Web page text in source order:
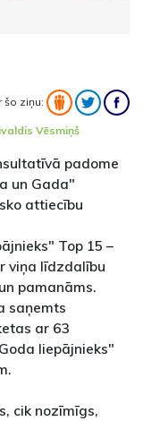
šo ziņu:
Vēsmiņš
padome
un Gada"
attiecību
Top 15 –
viņa līdzdalību
pamanāms.
saņemts
ar 63
liepājnieks"
cik nozīmīgs,